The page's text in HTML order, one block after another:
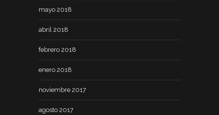
mayo 2018
abril 2018
febrero 2018
enero 2018
noviembre 2017
agosto 2017